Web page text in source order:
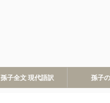
孫子全文 現代語訳 孫子